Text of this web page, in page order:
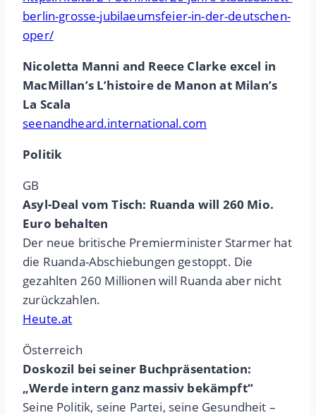
berlin-grosse-jubilaeumsfeier-in-der-deutschen-
oper/
Nicoletta Manni and Reece Clarke excel in
MacMillan’s L’histoire de Manon at Milan’s
La Scala
seenandheard.international.com
Politik
GB
Asyl-Deal vom Tisch: Ruanda will 260 Mio.
Euro behalten
Der neue britische Premierminister Starmer hat
die Ruanda-Abschiebungen gestoppt. Die
gezahlten 260 Millionen will Ruanda aber nicht
zurückzahlen.
Heute.at
Österreich
Doskozil bei seiner Buchpräsentation:
„Werde intern ganz massiv bekämpft“
Seine Politik, seine Partei, seine Gesundheit –